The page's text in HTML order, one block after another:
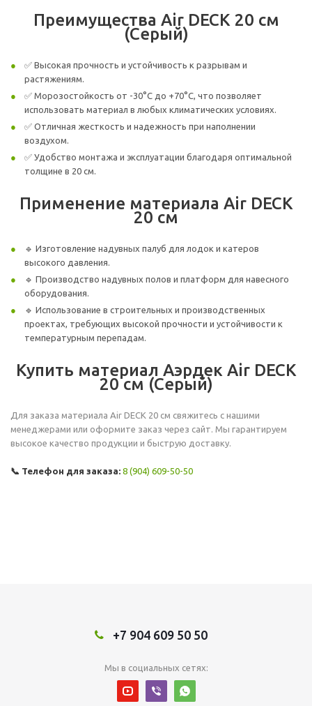
Преимущества Air DECK 20 см
(Серый)
✅ Высокая прочность и устойчивость к разрывам и
растяжениям.
✅ Морозостойкость от -30°C до +70°C, что позволяет
использовать материал в любых климатических условиях.
✅ Отличная жесткость и надежность при наполнении
воздухом.
✅ Удобство монтажа и эксплуатации благодаря оптимальной
толщине в 20 см.
Применение материала Air DECK
20 см
🔹 Изготовление надувных палуб для лодок и катеров
высокого давления.
🔹 Производство надувных полов и платформ для навесного
оборудования.
🔹 Использование в строительных и производственных
проектах, требующих высокой прочности и устойчивости к
температурным перепадам.
Купить материал Аэрдек Air DECK
20 см (Серый)
Для заказа материала Air DECK 20 см свяжитесь с нашими
менеджерами или оформите заказ через сайт. Мы гарантируем
высокое качество продукции и быструю доставку.
📞 Телефон для заказа: 8 (904) 609-50-50
+7 904 609 50 50
Мы в социальных сетях: